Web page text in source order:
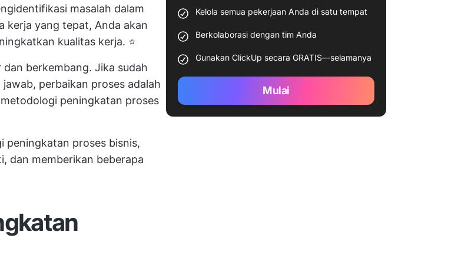
masalah dalam
kerja yang tepat, Anda akan
kualitas kerja. ⭐
berkembang. Jika sudah
perbaikan proses adalah
peningkatan proses
peningkatan proses bisnis,
dan memberikan beberapa
Kelola semua pekerjaan Anda di satu tempat
Berkolaborasi dengan tim Anda
Gunakan ClickUp secara GRATIS—selamanya
Mulai